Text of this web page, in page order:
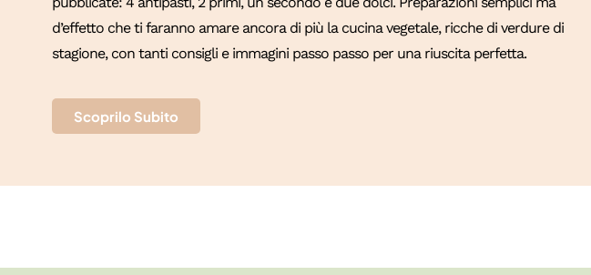
d’effetto che ti faranno amare ancora di più la cucina vegetale, ricche di verdure di
stagione, con tanti consigli e immagini passo passo per una riuscita perfetta.
Scoprilo Subito